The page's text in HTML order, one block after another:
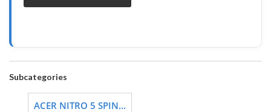
Subcategories
ACER NITRO 5 SPIN...